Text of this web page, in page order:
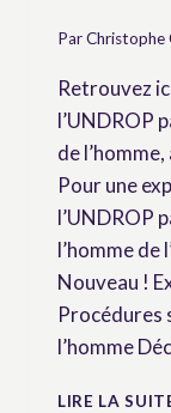
ParChristophe
Retrouvez
l’UNDROP
de
Pour une
l’UNDROP
l’homme de
Nouveau !
Procédures
l’homme
LIRE LA